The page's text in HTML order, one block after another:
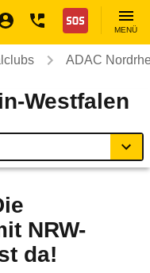
Nothilfe
MENÜ
ADAC
Westfalen
NRW-
da!